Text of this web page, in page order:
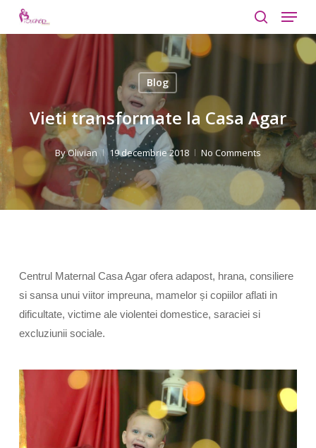
main
content
search
Menu
Blog
Vieti transformate la Casa Agar
ByOlivian 19 decembrie 2018 No Comments
Centrul Maternal Casa Agar ofera adapost, hrana, consiliere
si sansa unui viitor impreuna, mamelor și copiilor aflati in
dificultate, victime ale violentei domestice, saraciei si
excluziunii sociale.
Close
Menu